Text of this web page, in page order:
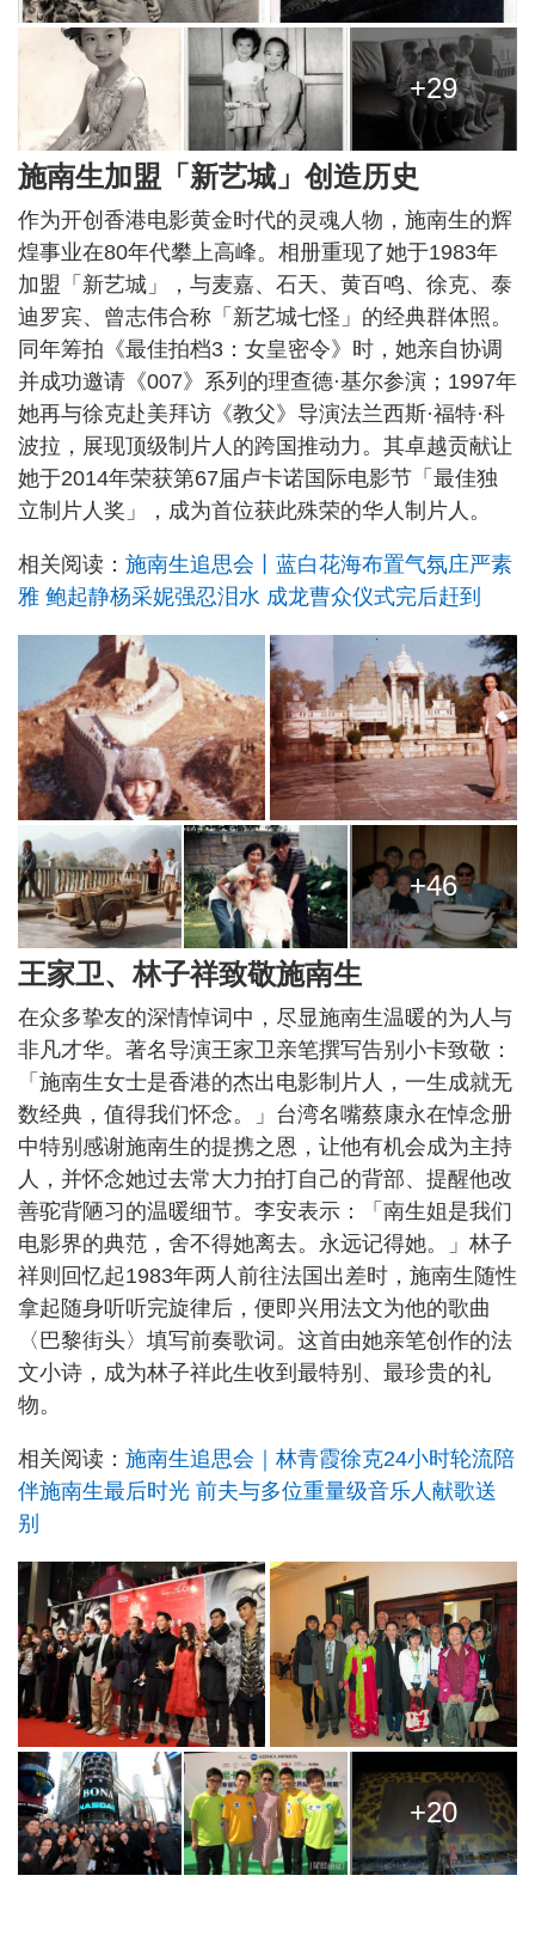
+29
施南生加盟「新艺城」创造历史
作为开创香港电影黄金时代的灵魂人物，施南生的辉
煌事业在80年代攀上高峰。相册重现了她于1983年
加盟「新艺城」，与麦嘉、石天、黄百鸣、徐克、泰
迪罗宾、曾志伟合称「新艺城七怪」的经典群体照。
同年筹拍《最佳拍档3：女皇密令》时，她亲自协调
并成功邀请《007》系列的理查德·基尔参演；1997年
她再与徐克赴美拜访《教父》导演法兰西斯·福特·科
波拉，展现顶级制片人的跨国推动力。其卓越贡献让
她于2014年荣获第67届卢卡诺国际电影节「最佳独
立制片人奖」，成为首位获此殊荣的华人制片人。
相关阅读： 施南生追思会丨蓝白花海布置气氛庄严素
雅 鲍起静杨采妮强忍泪水 成龙曹众仪式完后赶到
+46
王家卫、林子祥致敬施南生
在众多挚友的深情悼词中，尽显施南生温暖的为人与
非凡才华。著名导演王家卫亲笔撰写告别小卡致敬：
「施南生女士是香港的杰出电影制片人，一生成就无
数经典，值得我们怀念。」台湾名嘴蔡康永在悼念册
中特别感谢施南生的提携之恩，让他有机会成为主持
人，并怀念她过去常大力拍打自己的背部、提醒他改
善驼背陋习的温暖细节。李安表示：「南生姐是我们
电影界的典范，舍不得她离去。永远记得她。」林子
祥则回忆起1983年两人前往法国出差时，施南生随性
拿起随身听听完旋律后，便即兴用法文为他的歌曲
〈巴黎街头〉填写前奏歌词。这首由她亲笔创作的法
文小诗，成为林子祥此生收到最特别、最珍贵的礼
物。
相关阅读： 施南生追思会｜林青霞徐克24小时轮流陪
伴施南生最后时光 前夫与多位重量级音乐人献歌送
别
+20